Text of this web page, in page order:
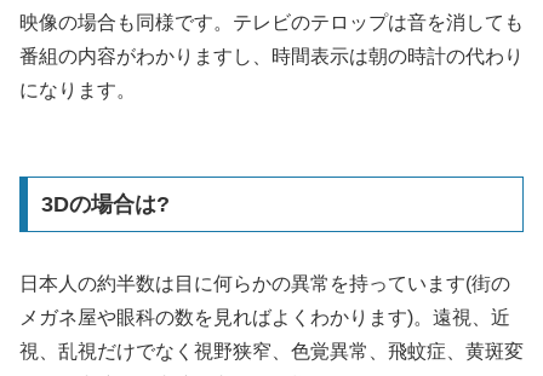
映像の場合も同様です。テレビのテロップは音を消しても
番組の内容がわかりますし、時間表示は朝の時計の代わり
になります。
3Dの場合は?
日本人の約半数は目に何らかの異常を持っています(街の
メガネ屋や眼科の数を見ればよくわかります)。遠視、近
視、乱視だけでなく視野狭窄、色覚異常、飛蚊症、黄斑変